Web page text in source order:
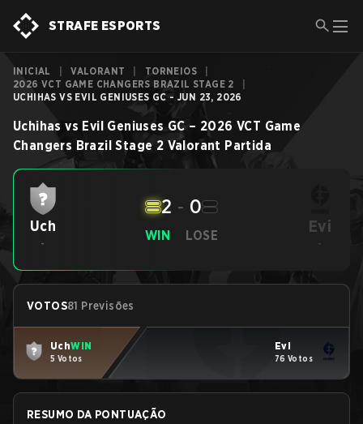
STRAFE ESPORTS
INICIAL VALORANT TORNEIOS
2026 VCT GAME CHANGERS BRAZIL STAGE 2
UCHIHAS VS EVIL GENIUSES GC - JUN 23, 2026
Uchihas vs Evil Geniuses GC – 2026 VCT Game
Changers Brazil Stage 2 Valorant Partida
Uch
-
WIN
2 - 0
LOSE Evi
-
VOTOS81 Previsões
UchWIN
5 Votos
Evi
76 Votos
RESUMO DA PONTUAÇÃO